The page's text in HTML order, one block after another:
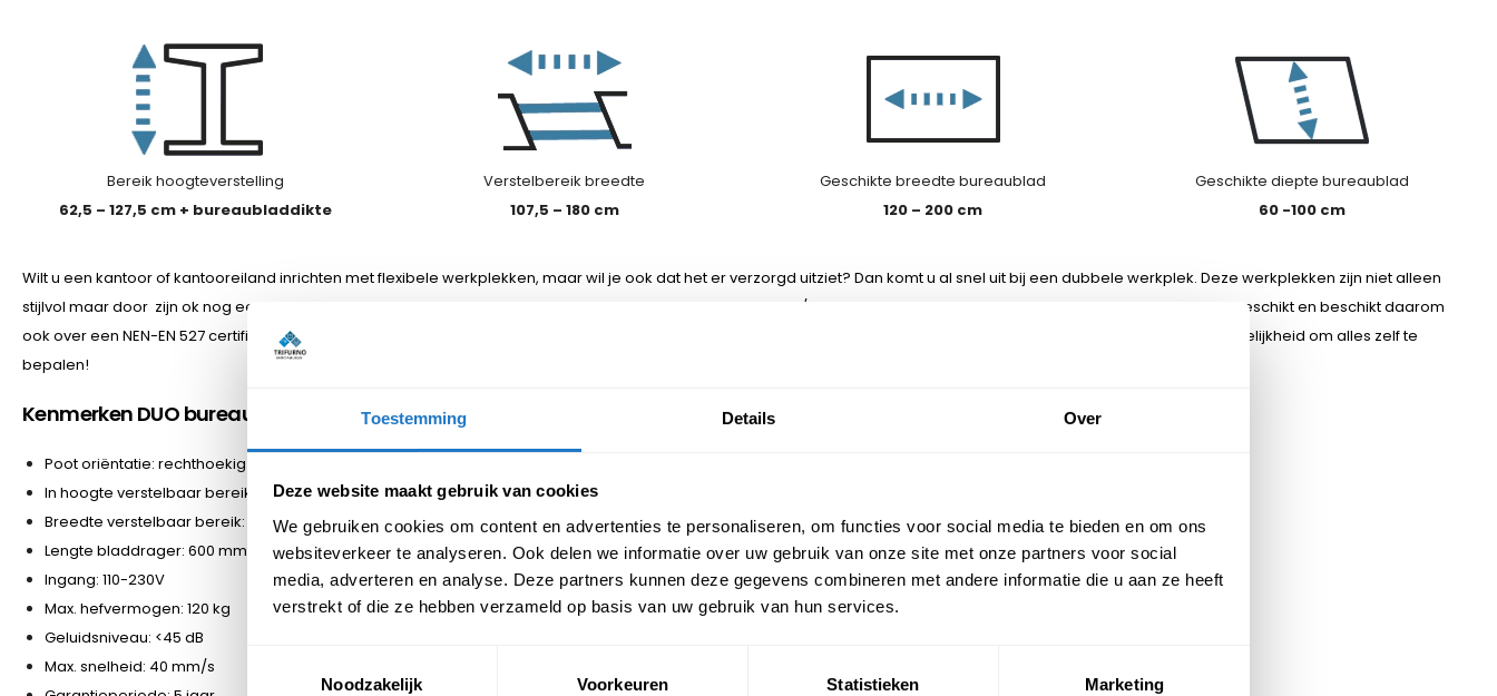
Toestemming Details Over
Deze website maakt gebruik van cookies
We gebruiken cookies om content en advertenties te personaliseren, om functies voor social media te bieden en om ons
websiteverkeer te analyseren. Ook delen we informatie over uw gebruik van onze site met onze partners voor social
media, adverteren en analyse. Deze partners kunnen deze gegevens combineren met andere informatie die u aan ze heeft
verstrekt of die ze hebben verzameld op basis van uw gebruik van hun services.
Noodzakelijk
Voorkeuren Statistieken Marketing
Bereik hoogteverstelling
62,5 – 127,5 cm + bureaubladdikte
Verstelbereik breedte
107,5 – 180 cm
Geschikte breedte bureaublad
120 – 200 cm
Geschikte diepte bureaublad
60 -100 cm
Wilt u een kantoor of kantooreiland inrichten met flexibele werkplekken, maar wil je ook dat het er verzorgd uitziet? Dan komt u al snel uit bij een dubbele werkplek. Deze werkplekken zijn niet alleen
stijlvol maar door zijn ok nog eens de voordeligste binnen haar segment. Het bureau is verstelbaar van 65 t/m 130 cm hoog, hiermee is het dus geschikt voor iedereen geschikt en beschikt daarom
ook over een NEN-EN 527 certificaat. Wat deze duo werkplek nu speciaal maakt, is dat het beschikbaar is een viertal verschillende varianten. Hiermee heeft u als de mogelijkheid om alles zelf te
bepalen!
Kenmerken DUO bureau zit-sta – TD Premium:
Poot oriëntatie: rechthoekig
In hoogte verstelbaar bereik: 625-1275 mm
Breedte verstelbaar bereik: 1075 – 1800 mm
Lengte bladdrager: 600 mm
Ingang: 110-230V
Max. hefvermogen: 120 kg
Geluidsniveau: <45 dB
Max. snelheid: 40 mm/s